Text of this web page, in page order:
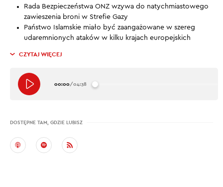
Rada Bezpieczeństwa ONZ wzywa do natychmiastowego
zawieszenia broni w Strefie Gazy
Państwo Islamskie miało być zaangażowane w szereg
udaremnionych ataków w kilku krajach europejskich
CZYTAJ WIĘCEJ
00:00/04:38
DOSTĘPNE TAM, GDZIE LUBISZ